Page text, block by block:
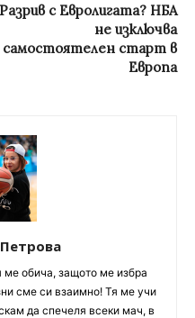
Разрив с Евролигата? НБА
не изключва
самостоятелен старт в
Европа
обича, защото ме избра
сме си взаимно! Тя ме учи
да спечеля всеки мач, в